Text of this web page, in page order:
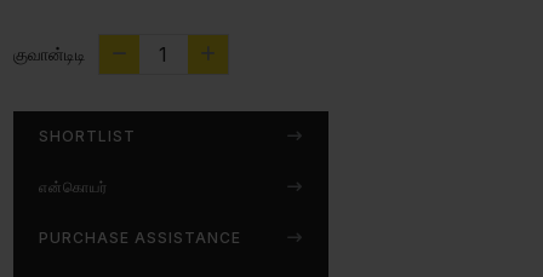
குவான்டிடி
SHORTLIST
என்கொயர்
PURCHASE ASSISTANCE